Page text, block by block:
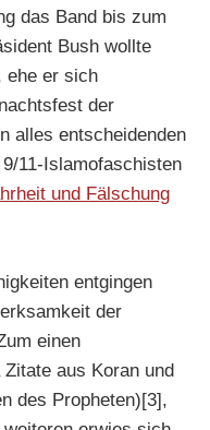
das Band bis zum
Bush wollte
ehe er sich
der
alles entscheidenden
11-Islamofaschisten
und Fälschung
entgingen
der
einen
aus Koran und
des Propheten)[3],